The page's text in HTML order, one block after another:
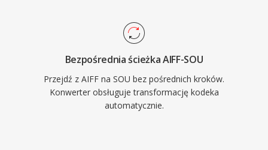
Bezpośrednia ścieżka AIFF-SOU
Przejdź z AIFF na SOU bez pośrednich kroków.
Konwerter obsługuje transformację kodeka
automatycznie.